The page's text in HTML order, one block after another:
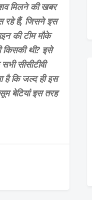
मिलने की खबर
रहे हैं, जिसने इस
की टीम मौके
किसकी थी? इसे
सीसीटीवी
है कि जल्द ही इस
बेटियां इस तरह